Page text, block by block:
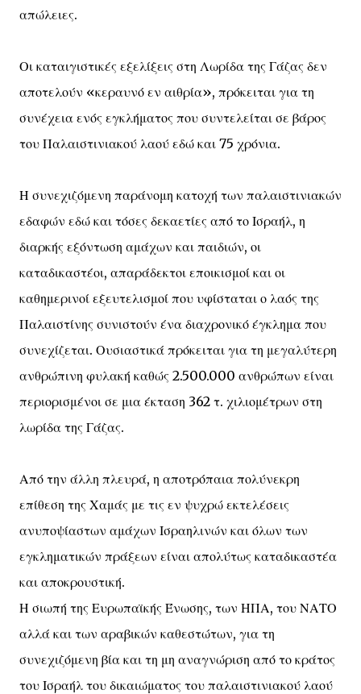
απώλειες.
Οι καταιγιστικές εξελίξεις στη Λωρίδα της Γάζας δεν
αποτελούν «κεραυνό εν αιθρία», πρόκειται για τη
συνέχεια ενός εγκλήματος που συντελείται σε βάρος
του Παλαιστινιακού λαού εδώ και 75 χρόνια.
Η συνεχιζόμενη παράνομη κατοχή των παλαιστινιακών
εδαφών εδώ και τόσες δεκαετίες από το Ισραήλ, η
διαρκής εξόντωση αμάχων και παιδιών, οι
καταδικαστέοι, απαράδεκτοι εποικισμοί και οι
καθημερινοί εξευτελισμοί που υφίσταται ο λαός της
Παλαιστίνης συνιστούν ένα διαχρονικό έγκλημα που
συνεχίζεται. Ουσιαστικά πρόκειται για τη μεγαλύτερη
ανθρώπινη φυλακή καθώς 2.500.000 ανθρώπων είναι
περιορισμένοι σε μια έκταση 362 τ. χιλιομέτρων στη
λωρίδα της Γάζας.
Από την άλλη πλευρά, η αποτρόπαια πολύνεκρη
επίθεση της Χαμάς με τις εν ψυχρώ εκτελέσεις
ανυποψίαστων αμάχων Ισραηλινών και όλων των
εγκληματικών πράξεων είναι απολύτως καταδικαστέα
και αποκρουστική.
Η σιωπή της Ευρωπαϊκής Ένωσης, των ΗΠΑ, του ΝΑΤΟ
αλλά και των αραβικών καθεστώτων, για τη
συνεχιζόμενη βία και τη μη αναγνώριση από το κράτος
του Ισραήλ του δικαιώματος του παλαιστινιακού λαού